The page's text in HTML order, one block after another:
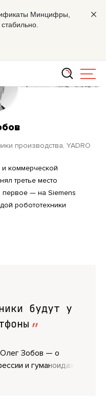
производства, YADRO
третье место
первое — на Siemens
робототехники
будут у
Зобов — о
и гуманоидах-